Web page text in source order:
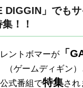
DIGGIN」でも
！！
ントボマーが
「
（ゲームディギン
式番組で特集され